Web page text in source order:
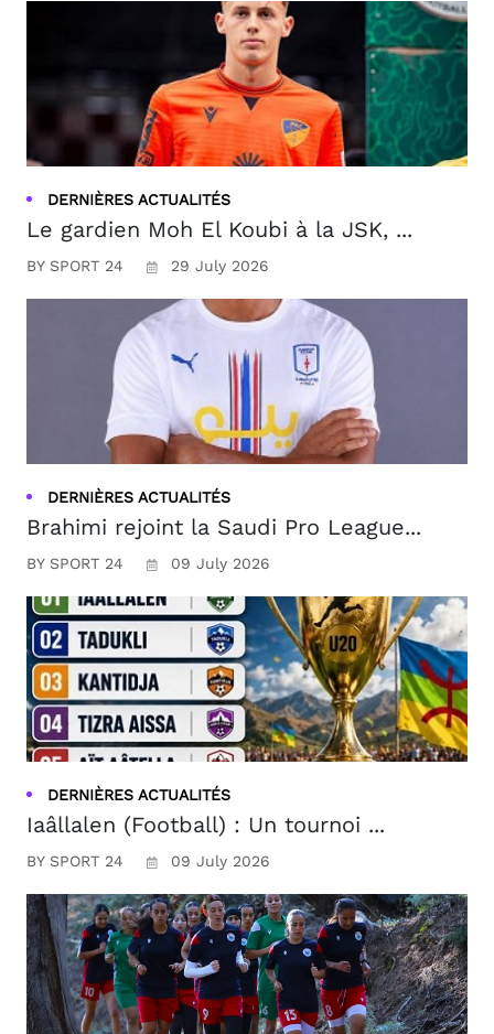
DERNIÈRES ACTUALITÉS
Le gardien Moh El Koubi à la JSK, ...
BY SPORT 24 29 July 2026
DERNIÈRES ACTUALITÉS
Brahimi rejoint la Saudi Pro League...
BY SPORT 24 09 July 2026
DERNIÈRES ACTUALITÉS
Iaâllalen (Football) : Un tournoi ...
BY SPORT 24 09 July 2026